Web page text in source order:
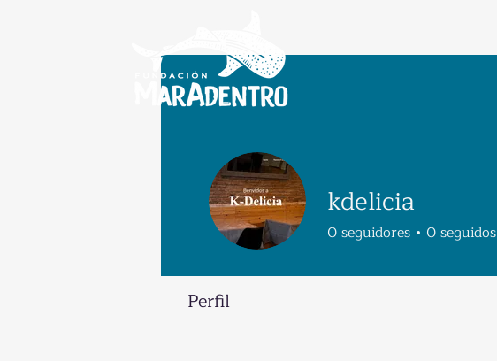
kdelicia
0seguidores 0seguidos
Perfil